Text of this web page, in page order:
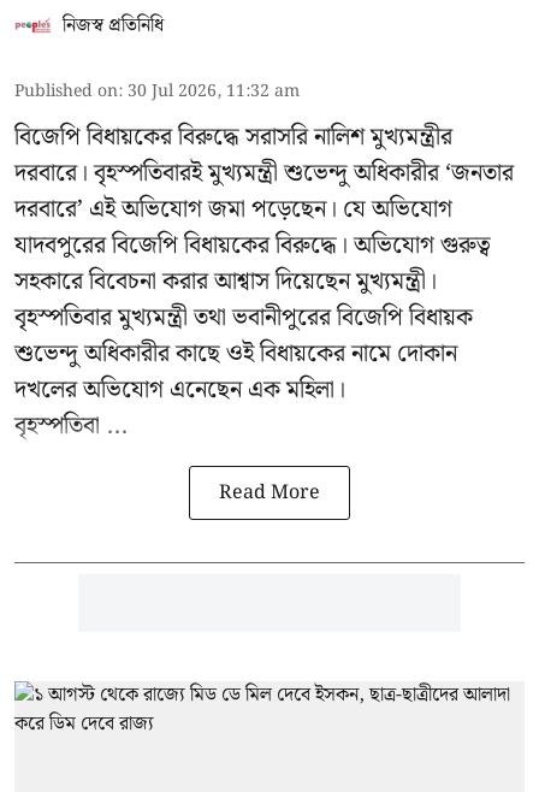
নিজস্ব প্রতিনিধি
Published on: 30 Jul 2026, 11:32 am
বিজেপি বিধায়কের বিরুদ্ধে সরাসরি নালিশ মুখ্যমন্ত্রীর
দরবারে। বৃহস্পতিবারই মুখ্যমন্ত্রী শুভেন্দু অধিকারীর ‘জনতার
দরবারে’ এই অভিযোগ জমা পড়েছেন। যে অভিযোগ
যাদবপুরের বিজেপি বিধায়কের বিরুদ্ধে। অভিযোগ গুরুত্ব
সহকারে বিবেচনা করার আশ্বাস দিয়েছেন মুখ্যমন্ত্রী।
বৃহস্পতিবার মুখ্যমন্ত্রী তথা ভবানীপুরের বিজেপি বিধায়ক
শুভেন্দু অধিকারীর কাছে ওই বিধায়কের নামে দোকান
দখলের অভিযোগ এনেছেন এক মহিলা।
বৃহস্পতিবা ...
Read More